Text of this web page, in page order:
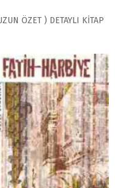
ÖZET ) DETAYLI KİTAP